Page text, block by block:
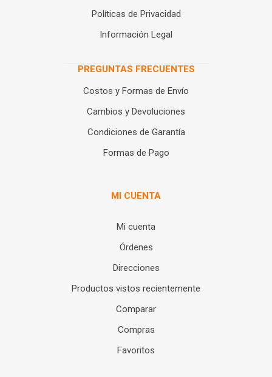
Políticas de Privacidad
Información Legal
PREGUNTAS FRECUENTES
Costos y Formas de Envío
Cambios y Devoluciones
Condiciones de Garantía
Formas de Pago
MI CUENTA
Mi cuenta
Órdenes
Direcciones
Productos vistos recientemente
Comparar
Compras
Favoritos